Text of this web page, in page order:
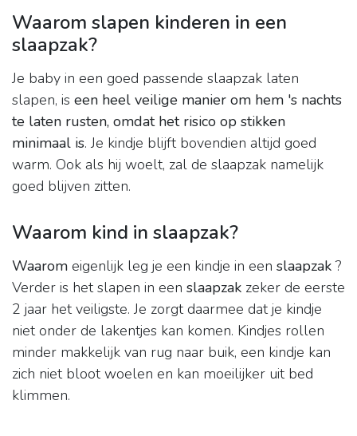
Waarom slapen kinderen in een
slaapzak?
Je baby in een goed passende slaapzak laten
slapen, is een heel veilige manier om hem 's nachts
te laten rusten, omdat het risico op stikken
minimaal is. Je kindje blijft bovendien altijd goed
warm. Ook als hij woelt, zal de slaapzak namelijk
goed blijven zitten.
Waarom kind in slaapzak?
Waarom eigenlijk leg je een kindje in een slaapzak?
Verder is het slapen in een slaapzak zeker de eerste
2 jaar het veiligste. Je zorgt daarmee dat je kindje
niet onder de lakentjes kan komen. Kindjes rollen
minder makkelijk van rug naar buik, een kindje kan
zich niet bloot woelen en kan moeilijker uit bed
klimmen.